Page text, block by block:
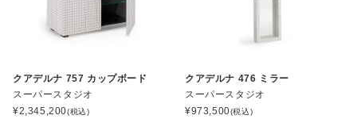
クアデルナ 757 カップボード
スーパースタジオ
¥2,345,200(税込)
クアデルナ 476 ミラー
スーパースタジオ
¥973,500(税込)